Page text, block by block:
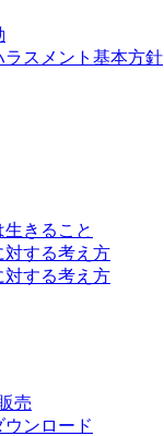
ラスメント基本方針
生きること
対する考え方
対する考え方
売
ウンロード